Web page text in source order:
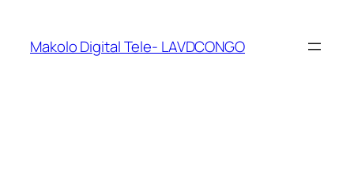
Makolo Digital Tele- LAVDCONGO